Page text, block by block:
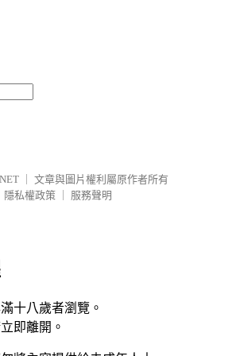
文章與圖片權利屬原作者所有
隱私權政策
服務聲明
十八歲者瀏覽。
即離開。